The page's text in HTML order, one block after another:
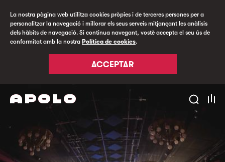
La nostra pàgina web utilitza cookies pròpies i de terceres persones per a
personalitzar la navegació i millorar els seus serveis mitjançant les anàlisis
dels hàbits de navegació. Si continua navegant, vostè accepta el seu ús de
conformitat amb la nostra Política de cookies.
ACCEPTAR